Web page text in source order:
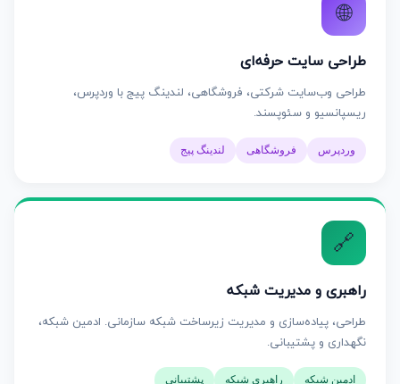
🌐
طراحی سایت حرفه‌ای
طراحی وب‌سایت شرکتی، فروشگاهی، لندینگ پیج با وردپرس،
ریسپانسیو و سئوپسند.
وردپرس فروشگاهی لندینگ پیج
🔗
راهبری و مدیریت شبکه
طراحی، پیاده‌سازی و مدیریت زیرساخت شبکه سازمانی. ادمین شبکه،
نگهداری و پشتیبانی.
ادمین شبکه راهبری شبکه پشتیبانی